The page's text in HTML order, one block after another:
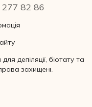
82 86
депіляції, біотату та
захищені.